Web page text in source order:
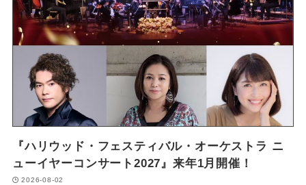
『ハリウッド・フェスティバル・オーケストラ ニ
ューイヤーコンサート2027』来年1月開催！
2026-08-02